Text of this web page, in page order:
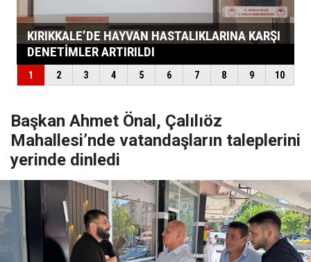
Başkan Ahmet Önal, Çalılıöz
Mahallesi’nde vatandaşların taleplerini
yerinde dinledi